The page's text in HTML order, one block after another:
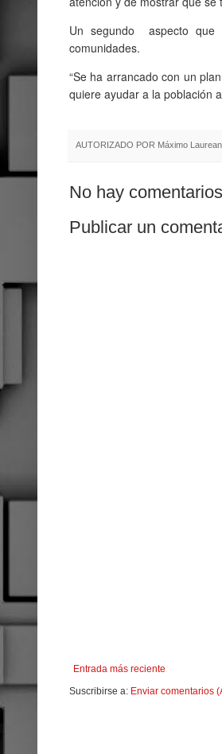
Un segundo aspecto
comunidades.
“Se ha arrancado con un
quiere ayudar a la población
AUTORIZADO POR Máximo
No hay
Publicar un
Entrada más reciente
Suscribirse a: Enviar comentarios